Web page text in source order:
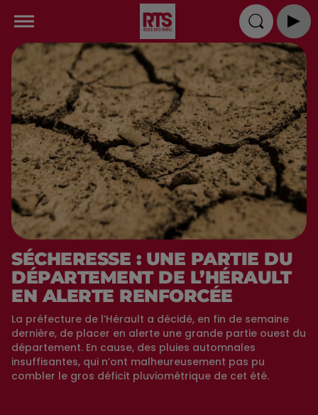
SÉCHERESSE : UNE PARTIE DU
DÉPARTEMENT DE L’HÉRAULT
EN ALERTE RENFORCÉE
La préfecture de l’Hérault a décidé, en fin de semaine
dernière, de placer en alerte une grande partie ouest du
département. En cause, des pluies automnales
insuffisantes, qui n’ont malheureusement pas pu
combler le gros déficit pluviométrique de cet été.